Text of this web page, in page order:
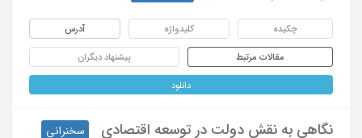
چکیده کلیدواژه آدرس
مقالات مرتبط پیشنهاد دیگران
دانلود
نگاهی به نقش دولت در توسعه اقتصادی
سخنرانی